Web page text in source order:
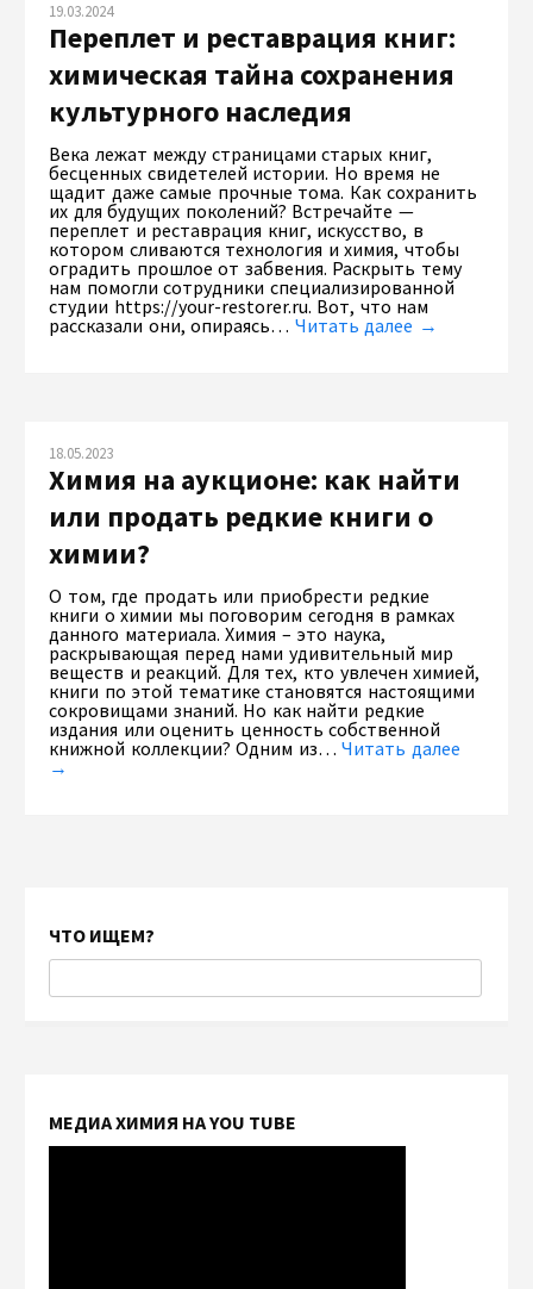
19.03.2024
Переплет и реставрация книг:
химическая тайна сохранения
культурного наследия
Века лежат между страницами старых книг,
бесценных свидетелей истории. Но время не
щадит даже самые прочные тома. Как сохранить
их для будущих поколений? Встречайте —
переплет и реставрация книг, искусство, в
котором сливаются технология и химия, чтобы
оградить прошлое от забвения. Раскрыть тему
нам помогли сотрудники специализированной
студии https://your-restorer.ru. Вот, что нам
рассказали они, опираясь… Читать далее →
18.05.2023
Химия на аукционе: как найти
или продать редкие книги о
химии?
О том, где продать или приобрести редкие
книги о химии мы поговорим сегодня в рамках
данного материала. Химия – это наука,
раскрывающая перед нами удивительный мир
веществ и реакций. Для тех, кто увлечен химией,
книги по этой тематике становятся настоящими
сокровищами знаний. Но как найти редкие
издания или оценить ценность собственной
книжной коллекции? Одним из…Читать далее
→
ЧТО ИЩЕМ?
МЕДИА ХИМИЯ НА YOU TUBE